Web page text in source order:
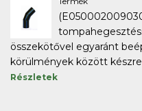
összekötővel egyaránt
körülmények között
Részletek